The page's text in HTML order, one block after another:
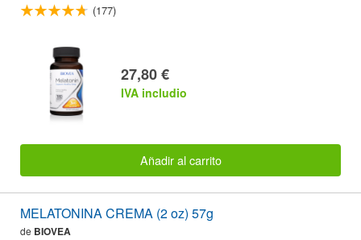
(177)
27,80 €
IVA includio
Añadir al carrito
MELATONINA CREMA (2 oz) 57g
de BIOVEA